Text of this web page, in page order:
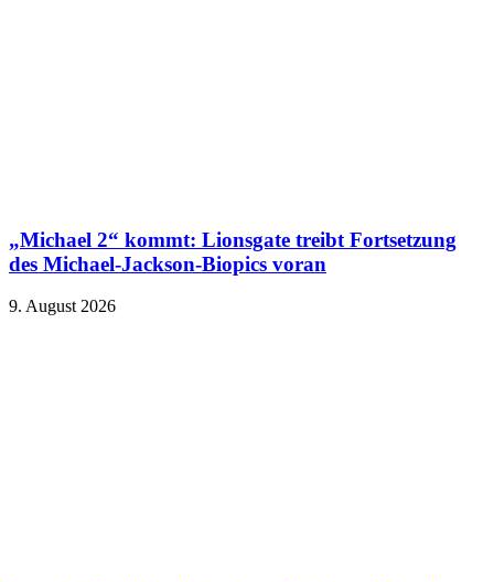
„Michael 2“ kommt: Lionsgate treibt Fortsetzung
des Michael-Jackson-Biopics voran
9. August 2026